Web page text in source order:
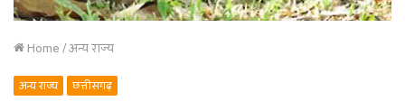
Home/अन्य राज्य
अन्य राज्य छत्तीसगढ़